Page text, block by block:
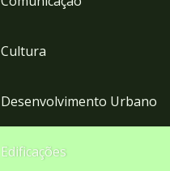
Cultura
Desenvolvimento Urbano
Edificações